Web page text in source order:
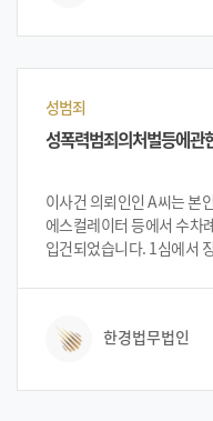
장래 취업에 문제가 생기지
않았으며 다른 기기에 저장
유리하게 작용하겠지만,
처벌수위뿐 아니라 사회적
처벌수위를 낮춰야 한다는
의견이었습니다. 그리하여
기소유예를 목표로 진행을
성범죄
성폭력범죄의처벌등에관
이사건 의뢰인인 A씨는 본
에스컬레이터 등에서 수차
입건되었습니다. 1심에서
수 있는지 문의를 하게 되었습니다. 법무법인 한경
혐의를 인정하며 반성하고
의뢰인은 이 사건을 한경
한경법무법인